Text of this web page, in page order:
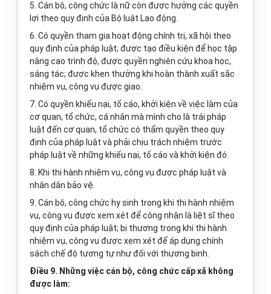
5. Cán bộ, công chức là nữ còn được hưởng các quyền
lợi theo quy định của Bộ luật Lao động.
6. Có quyền tham gia hoạt động chính trị, xã hội theo
quy định của pháp luật; được tạo điều kiện để học tập
nâng cao trình độ, được quyền nghiên cứu khoa học,
sáng tác; được khen thưởng khi hoàn thành xuất sắc
nhiệm vụ, công vụ được giao.
7. Có quyền khiếu nại, tố cáo, khởi kiện về việc làm của
cơ quan, tổ chức, cá nhân mà mình cho là trái pháp
luật đến cơ quan, tổ chức có thẩm quyền theo quy
định của pháp luật và phải chịu trách nhiệm trước
pháp luật về những khiếu nại, tố cáo và khởi kiện đó.
8. Khi thi hành nhiệm vụ, công vụ được pháp luật và
nhân dân bảo vệ.
9. Cán bộ, công chức hy sinh trong khi thi hành nhiệm
vụ, công vụ được xem xét để công nhận là liệt sĩ theo
quy định của pháp luật; bị thương trong khi thi hành
nhiệm vụ, công vụ được xem xét để áp dụng chính
sách chế độ tương tự như đối với thương binh.
Điều 9. Những việc cán bộ, công chức cấp xã không
được làm: